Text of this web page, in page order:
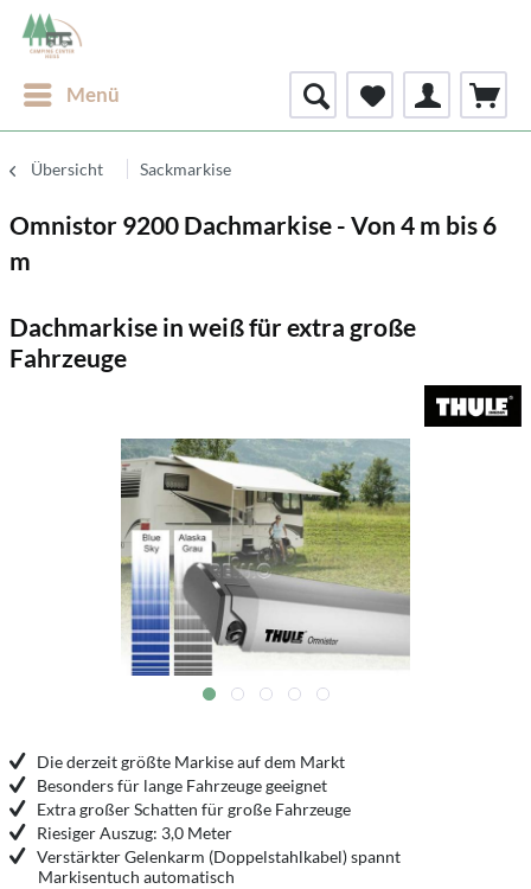
Menü
Übersicht Sackmarkise
Omnistor 9200 Dachmarkise - Von 4 m bis 6
m
Dachmarkise in weiß für extra große
Fahrzeuge
Die derzeit größte Markise auf dem Markt
Besonders für lange Fahrzeuge geeignet
Extra großer Schatten für große Fahrzeuge
Riesiger Auszug: 3,0 Meter
Verstärkter Gelenkarm (Doppelstahlkabel) spannt
Markisentuch automatisch